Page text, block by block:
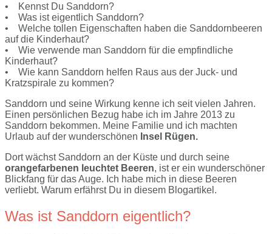
• Kennst Du Sanddorn?
• Was ist eigentlich Sanddorn?
• Welche tollen Eigenschaften haben die Sanddornbeeren
auf die Kinderhaut?
• Wie verwende man Sanddorn für die empfindliche
Kinderhaut?
• Wie kann Sanddorn helfen Raus aus der Juck- und
Kratzspirale zu kommen?
Sanddorn und seine Wirkung kenne ich seit vielen Jahren.
Einen persönlichen Bezug habe ich im Jahre 2013 zu
Sanddorn bekommen. Meine Familie und ich machten
Urlaub auf der wunderschönen Insel Rügen.
Dort wächst Sanddorn an der Küste und durch seine
orangefarbenen leuchtet Beeren, ist er ein wunderschöner
Blickfang für das Auge. Ich habe mich in diese Beeren
verliebt. Warum erfährst Du in diesem Blogartikel.
Was ist Sanddorn eigentlich?